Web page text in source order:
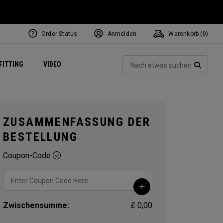
VIDEO Exclusive Mavrik Complete Sets
Exklusiv - Golfbälle
Women's Golf Balls
Exklusiv - Zubehör
Regional Performance Centers
Order Status Anmelden Warenkorb ( 0)
ZUSAMMENFASSUNG DER
BESTELLUNG
Coupon-Code
Zwischensumme: £ 0,00